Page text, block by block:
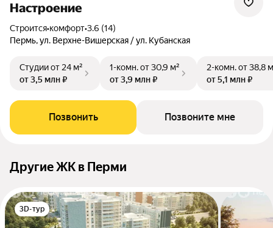
Настроение
Строится•комфорт•3.6 (14)
Пермь, ул. Верхне-Вишерская / ул. Кубанская
Студииот 24 м²
от 3,5 млн ₽
1-комн.от 30,9 м²
от 3,9 млн ₽
2-комн.от 38,8
от 5,1 млн ₽
Позвонить Позвоните мне
Другие ЖК в Перми
3D-тур